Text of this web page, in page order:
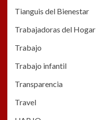
Tianguis del Bienestar
Trabajadoras del Hogar
Trabajo
Trabajo infantil
Transparencia
Travel